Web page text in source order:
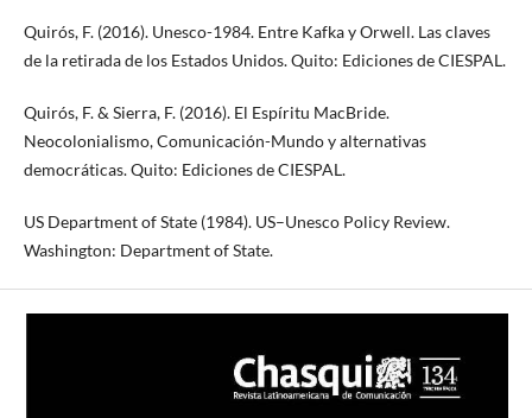
Quirós, F. (2016). Unesco-1984. Entre Kafka y Orwell. Las claves
de la retirada de los Estados Unidos. Quito: Ediciones de CIESPAL.
Quirós, F. & Sierra, F. (2016). El Espíritu MacBride.
Neocolonialismo, Comunicación-Mundo y alternativas
democráticas. Quito: Ediciones de CIESPAL.
US Department of State (1984). US–Unesco Policy Review.
Washington: Department of State.